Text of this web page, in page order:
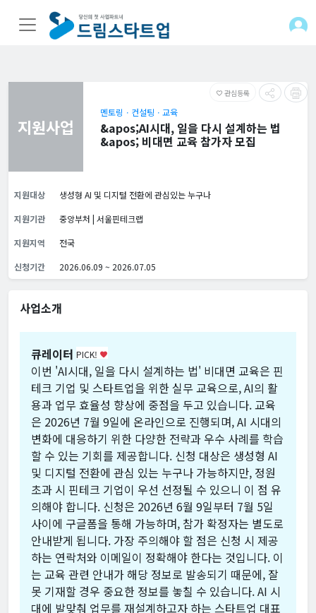
favorite_border 관심등록
지원사업
멘토링ㆍ컨설팅ㆍ교육
&apos;AI시대, 일을 다시 설계하는 법
&apos; 비대면 교육 참가자 모집
지원대상
생성형 AI 및 디지털 전환에 관심있는 누구나
지원기관
중앙부처 | 서울핀테크랩
지원지역
전국
신청기간
2026.06.09 ~ 2026.07.05
사업소개
큐레이터 PICK! favorite
이번 'AI시대, 일을 다시 설계하는 법' 비대면 교육은 핀
테크 기업 및 스타트업을 위한 실무 교육으로, AI의 활
용과 업무 효율성 향상에 중점을 두고 있습니다. 교육
은 2026년 7월 9일에 온라인으로 진행되며, AI 시대의
변화에 대응하기 위한 다양한 전략과 우수 사례를 학습
할 수 있는 기회를 제공합니다. 신청 대상은 생성형 AI
및 디지털 전환에 관심 있는 누구나 가능하지만, 정원
초과 시 핀테크 기업이 우선 선정될 수 있으니 이 점 유
의해야 합니다. 신청은 2026년 6월 9일부터 7월 5일
사이에 구글폼을 통해 가능하며, 참가 확정자는 별도로
안내받게 됩니다. 가장 주의해야 할 점은 신청 시 제공
하는 연락처와 이메일이 정확해야 한다는 것입니다. 이
는 교육 관련 안내가 해당 정보로 발송되기 때문에, 잘
못 기재할 경우 중요한 정보를 놓칠 수 있습니다. AI 시
대에 발맞춰 업무를 재설계하고자 하는 스타트업 대표